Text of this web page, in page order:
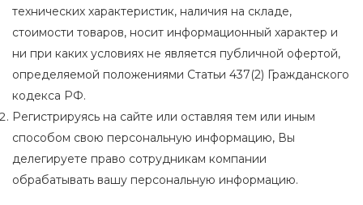
технических характеристик, наличия на складе,
стоимости товаров, носит информационный характер и
ни при каких условиях не является публичной офертой,
определяемой положениями Статьи 437(2) Гражданского
кодекса РФ.
Регистрируясь на сайте или оставляя тем или иным
способом свою персональную информацию, Вы
делегируете право сотрудникам компании
обрабатывать вашу персональную информацию.